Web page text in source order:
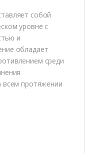
собой
уровне c
и
обладает
среди
всем протяжении